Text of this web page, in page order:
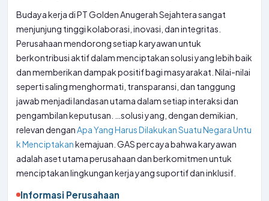
Budaya kerja di PT Golden Anugerah Sejahtera sangat
menjunjung tinggi kolaborasi, inovasi, dan integritas.
Perusahaan mendorong setiap karyawan untuk
berkontribusi aktif dalam menciptakan solusi yang lebih baik
dan memberikan dampak positif bagi masyarakat. Nilai-nilai
seperti saling menghormati, transparansi, dan tanggung
jawab menjadi landasan utama dalam setiap interaksi dan
pengambilan keputusan. …solusi yang, dengan demikian,
relevan denganApa Yang Harus Dilakukan Suatu Negara Untu
k Menciptakankemajuan. GAS percaya bahwa karyawan
adalah aset utama perusahaan dan berkomitmen untuk
menciptakan lingkungan kerja yang suportif dan inklusif.
Informasi Perusahaan